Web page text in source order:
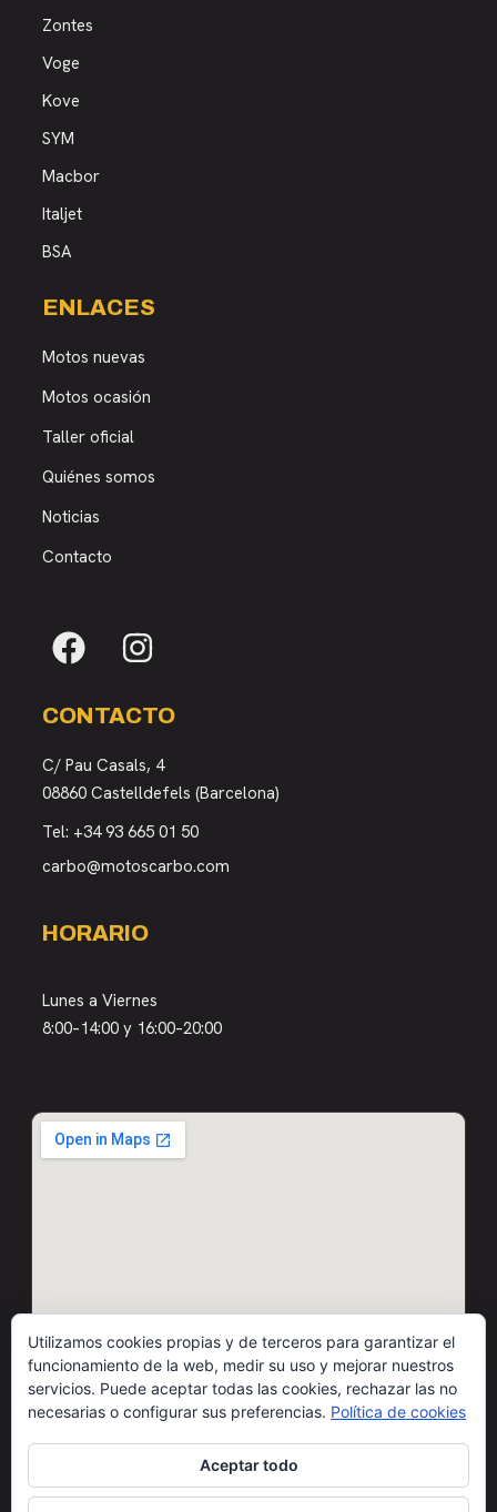
Zontes
Voge
Kove
SYM
Macbor
Italjet
BSA
ENLACES
Motos nuevas
Motos ocasión
Taller oficial
Quiénes somos
Noticias
Contacto
CONTACTO
C/ Pau Casals, 4
08860 Castelldefels (Barcelona)
Tel: +34 93 665 01 50
carbo@motoscarbo.com
HORARIO
Lunes a Viernes
8:00–14:00 y 16:00–20:00
© 2026 Motos Carbó · Todos los derechos reservados
Utilizamos cookies propias y de terceros para garantizar el
funcionamiento de la web, medir su uso y mejorar nuestros
servicios. Puede aceptar todas las cookies, rechazar las no
necesarias o configurar sus preferencias. Política de cookies
Aceptar todo